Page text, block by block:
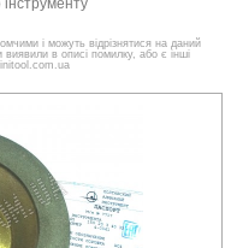
і можуть відрізнятися на даний
в описі помилку, або є інші